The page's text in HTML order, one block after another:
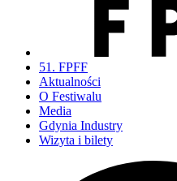
51. FPFF
Aktualności
O Festiwalu
Media
Gdynia Industry
Wizyta i bilety